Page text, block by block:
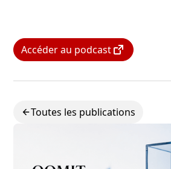
Accéder au podcast
Toutes les publications